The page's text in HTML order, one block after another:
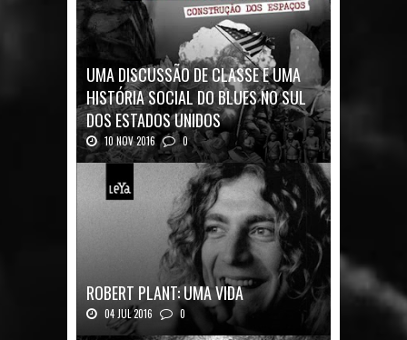
UMA DISCUSSÃO DE CLASSE E UMA
HISTÓRIA SOCIAL DO BLUES NO SUL
DOS ESTADOS UNIDOS
10 NOV 2016 0
Mais uma ótima oportunidade de se
ROBERT PLANT: UMA VIDA
04 JUL 2016 0
Robert Plant, o vocalista do Led Zeppeli...